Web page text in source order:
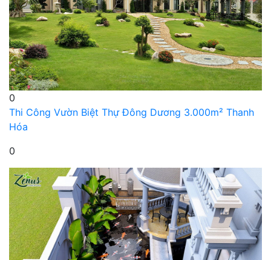
0
Thi Công Vườn Biệt Thự Đông Dương 3.000m² Thanh
Hóa
0